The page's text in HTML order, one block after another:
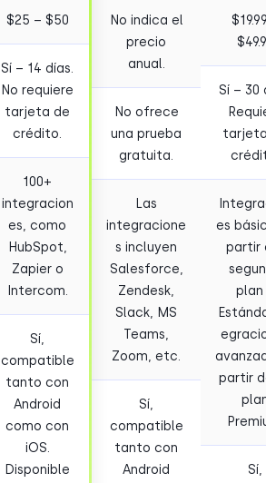
$25 – $50
Sí – 14 días.
No requiere
tarjeta de
crédito.
100+
integracion
es, como
HubSpot,
Zapier o
Intercom.
Sí,
compatible
tanto con
Android
como con
iOS.
Disponible
No indica el
precio
anual.
No ofrece
una prueba
gratuita.
Las
integracione
s incluyen
Salesforce,
Zendesk,
Slack, MS
Teams,
Zoom, etc.
Sí,
compatible
tanto con
Android
Sí – 30
es
partir
plan
partir
Sí,